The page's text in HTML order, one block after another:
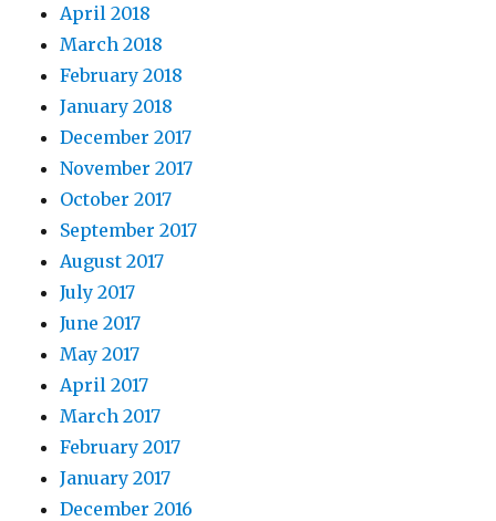
April 2018
March 2018
February 2018
January 2018
December 2017
November 2017
October 2017
September 2017
August 2017
July 2017
June 2017
May 2017
April 2017
March 2017
February 2017
January 2017
December 2016